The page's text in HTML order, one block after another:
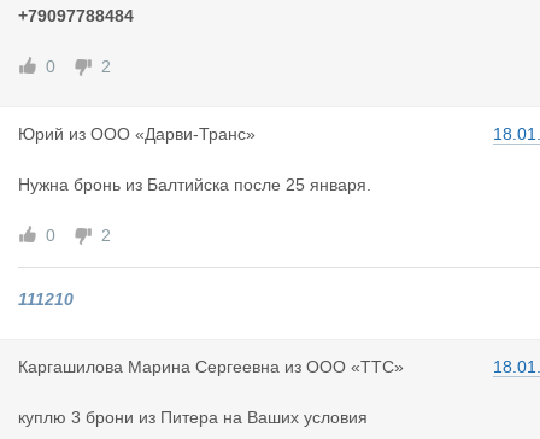
+79097788484
0 2
Юрий из ООО «Дарви-Транс»
Нужна бронь из Балтийска после 25 января.
0 2
111210
Каргашилова Марина Сергеевна из ООО «ТТС»
куплю 3 брони из Питера на Ваших условия